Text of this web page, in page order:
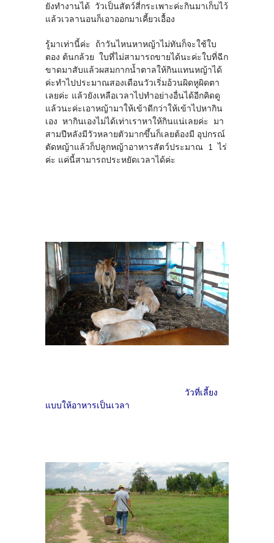
ยังทำงานได้ วัวเป็นสัตว์สี่กระเพาะค่ะกินมาเก็บไว้
แล้วเวลานอนก็เอาออกมาเคี้ยวเอื้อง
รู้มาเท่านี้ค่ะ ถ้าวันไหนหาหญ้าไม่ทันก็จะใช้ใบ
ตอง ต้นกล้วย ใบที่ไม่สามารถขายได้นะค่ะใบที่ฉีก
ขาดมาสับแล้วผสมกากน้ำตาลให้กินแทนหญ้าได้
ค่ะทำไปประมาณสองเดือนวัวเริ่มอ้วนผิดหูผิดตา
เลยค่ะ แล้วยังเหลือเวลาไปทำอย่างอื่นได้อีกคิดดู
แล้วนะค่ะเอาหญ้ามาให้เข้าดีกว่าให้เข้าไปหากิน
เอง หากินเองไม่ได้เท่าเราหาให้กินแน่เลยค่ะ มา
สามปีหลังมีวัวหลายตัวมากขึ้นก็เลยต้องมี อุปกรณ์
ตัดหญ้าแล้วก็ปลูกหญ้าอาหารสัตว์ประมาณ 1 ไร่
ค่ะ แค่นี้สามารถประหยัดเวลาได้ค่ะ
วัวที่เลี้ยง
แบบให้อาหารเป็นเวลา